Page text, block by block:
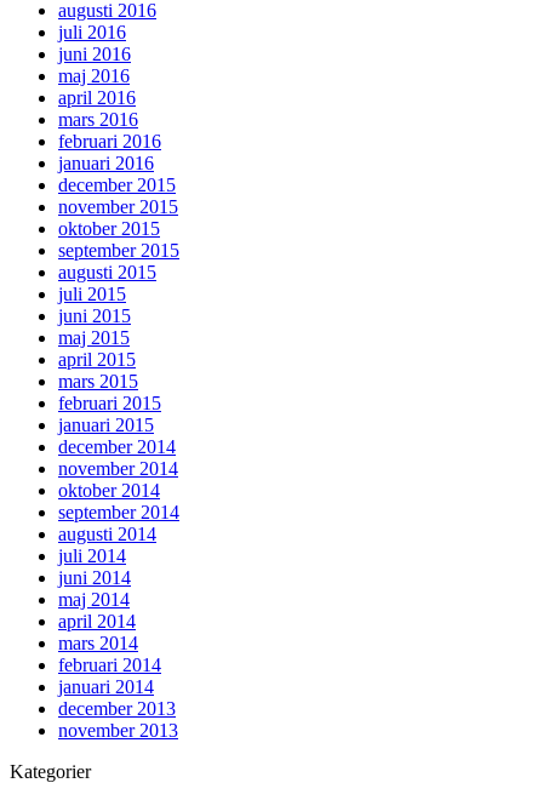
augusti 2016
juli 2016
juni 2016
maj 2016
april 2016
mars 2016
februari 2016
januari 2016
december 2015
november 2015
oktober 2015
september 2015
augusti 2015
juli 2015
juni 2015
maj 2015
april 2015
mars 2015
februari 2015
januari 2015
december 2014
november 2014
oktober 2014
september 2014
augusti 2014
juli 2014
juni 2014
maj 2014
april 2014
mars 2014
februari 2014
januari 2014
december 2013
november 2013
Kategorier